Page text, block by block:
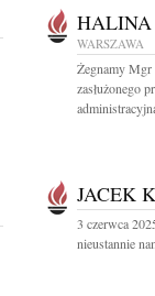
HALINA
WARSZAWA
Żegnamy
zasłużonego
JACEK
3 czerwca
nieustannie